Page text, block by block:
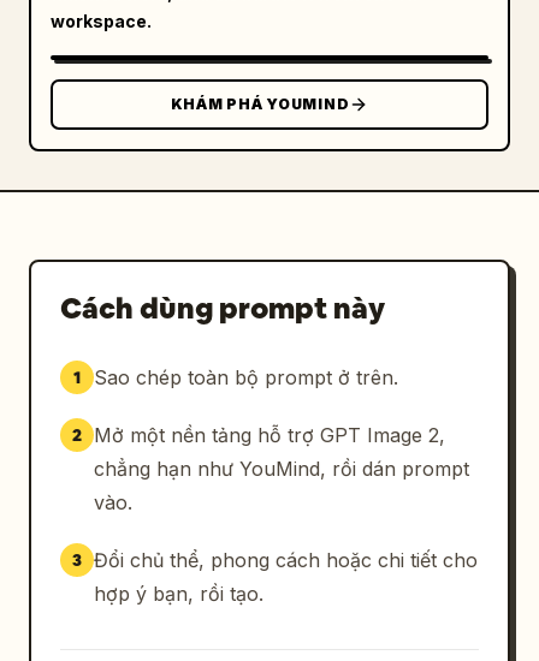
13) một thợ cơ khí hoặc nhân viên trạm xăng
cao lêu nghêu trong bộ đồ liền thân màu xanh
đậm và mũ có dòng chữ GAS hiển thị rõ, tay
cầm cờ lê. Giữ cho kết xuất chi tiết cao với
độ chân thực của chất liệu nỉ, len, denim,
đan, da và bụi, nhưng vẫn duy trì giải phẫu
tổng thể nên mang cảm giác như những cư dân
kỳ quặc của một thị trấn nhỏ tồi tàn từ một
bộ phim hoạt hình hài đen, được trình bày như
workspace.
KHÁM PHÁ YOUMIND
Cách dùng prompt này
1 Sao chép toàn bộ prompt ở trên.
2
Mở một nền tảng hỗ trợ GPT Image 2,
chẳng hạn như YouMind, rồi dán prompt
vào.
3 Đổi chủ thể, phong cách hoặc chi tiết cho
hợp ý bạn, rồi tạo.